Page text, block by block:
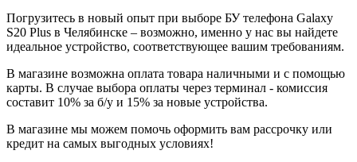
Погрузитесь в новый опыт при выборе БУ телефона Galaxy
S20 Plus в Челябинске – возможно, именно у нас вы найдете
идеальное устройство, соответствующее вашим требованиям.
В магазине возможна оплата товара наличными и с помощью
карты. В случае выбора оплаты через терминал - комиссия
составит 10% за б/у и 15% за новые устройства.
В магазине мы можем помочь оформить вам рассрочку или
кредит на самых выгодных условиях!